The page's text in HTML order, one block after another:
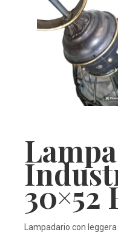
30×52
Lampadario con